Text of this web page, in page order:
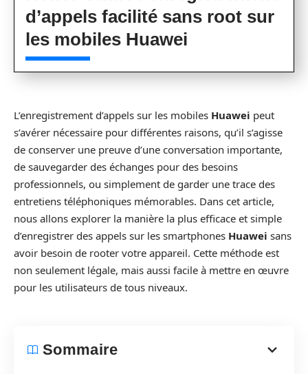
d’appels facilité sans root sur
les mobiles Huawei
L’enregistrement d’appels sur les mobiles Huawei peut
s’avérer nécessaire pour différentes raisons, qu’il s’agisse
de conserver une preuve d’une conversation importante,
de sauvegarder des échanges pour des besoins
professionnels, ou simplement de garder une trace des
entretiens téléphoniques mémorables. Dans cet article,
nous allons explorer la manière la plus efficace et simple
d’enregistrer des appels sur les smartphones Huawei sans
avoir besoin de rooter votre appareil. Cette méthode est
non seulement légale, mais aussi facile à mettre en œuvre
pour les utilisateurs de tous niveaux.
Sommaire